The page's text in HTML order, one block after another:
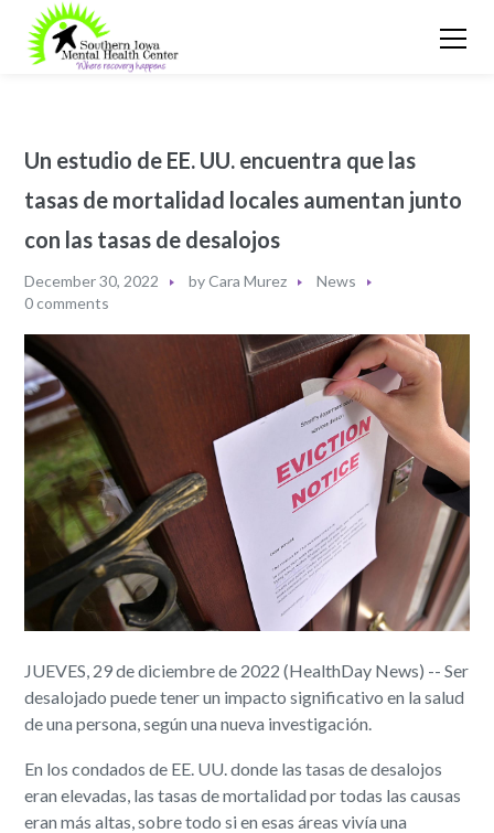
Un estudio de EE. UU. encuentra que las
tasas de mortalidad locales aumentan junto
con las tasas de desalojos
December 30, 2022 byCara Murez
News
0 comments
JUEVES, 29 de diciembre de 2022 (HealthDay News) -- Ser
desalojado puede tener un impacto significativo en la salud
de una persona, según una nueva investigación.
En los condados de EE. UU. donde las tasas de desalojos
eran elevadas, las tasas de mortalidad por todas las causas
eran más altas, sobre todo si en esas áreas vivía una